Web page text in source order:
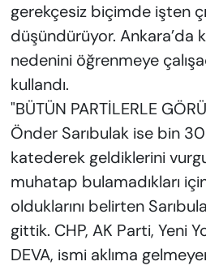
gerekçesiz biçimde işten
düşündürüyor. Ankara’da
nedenini öğrenmeye
kullandı.
"BÜTÜN PARTİLERLE
Önder Sarıbulak ise bin
katederek geldiklerini
muhatap bulamadıkları
olduklarını belirten
gittik. CHP, AK Parti, Yeni
DEVA, ismi aklıma